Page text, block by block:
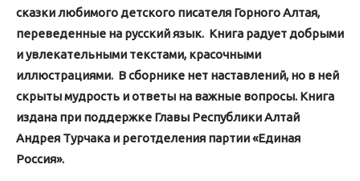
сказки любимого детского писателя Горного Алтая,
переведенные на русский язык. Книга радует добрыми
и увлекательными текстами, красочными
иллюстрациями. В сборнике нет наставлений, но в ней
скрыты мудрость и ответы на важные вопросы. Книга
издана при поддержке Главы Республики Алтай
Андрея Турчака и реготделения партии «Единая
Россия».